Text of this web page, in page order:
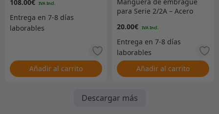
108.00€
Añadir al carrito
para Serie 2/2A – Acero
20.00€
Añadir al carrito
Descargar más